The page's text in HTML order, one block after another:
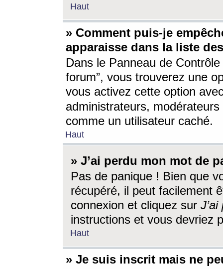
Haut
» Comment puis-je
apparaisse dans la liste
Dans le Panneau de
forum”, vous trouverez une
vous activez cette option
administrateurs,
comme un utilisateur caché.
Haut
» J’ai perdu mon mot de
Pas de panique ! Bien que
récupéré, il peut facilement
connexion et cliquez sur
instructions et vous devriez
Haut
» Je suis inscrit mais ne